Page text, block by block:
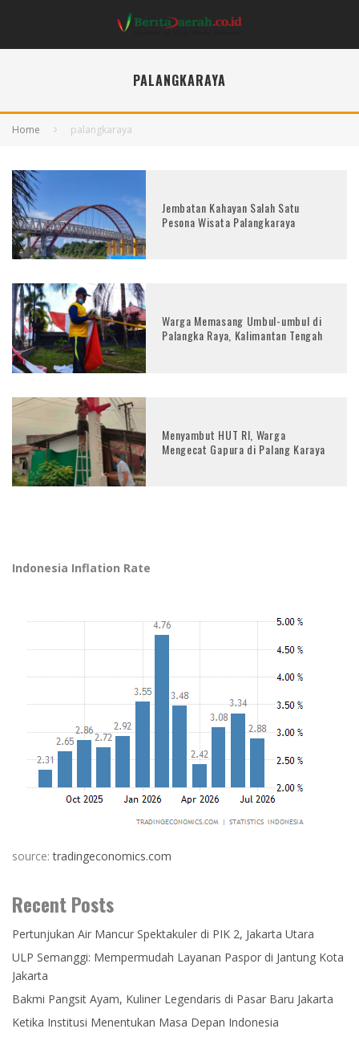
PALANGKARAYA
Home palangkaraya
Jembatan Kahayan Salah Satu
Pesona Wisata Palangkaraya
Warga Memasang Umbul-umbul di
Palangka Raya, Kalimantan Tengah
Menyambut HUT RI, Warga
Mengecat Gapura di Palang Karaya
Indonesia Inflation Rate
source:tradingeconomics.com
Recent Posts
Pertunjukan Air Mancur Spektakuler di PIK 2, Jakarta Utara
ULP Semanggi: Mempermudah Layanan Paspor di Jantung Kota
Jakarta
Bakmi Pangsit Ayam, Kuliner Legendaris di Pasar Baru Jakarta
Ketika Institusi Menentukan Masa Depan Indonesia